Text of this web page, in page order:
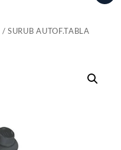
/ SURUB AUTOF.TABLA